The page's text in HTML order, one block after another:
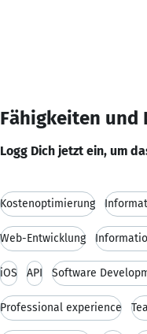
Fähigkeiten und
Logg Dich jetzt ein, um
Kostenoptimierung
Web-Entwicklung
iOS API Software
Professional experience